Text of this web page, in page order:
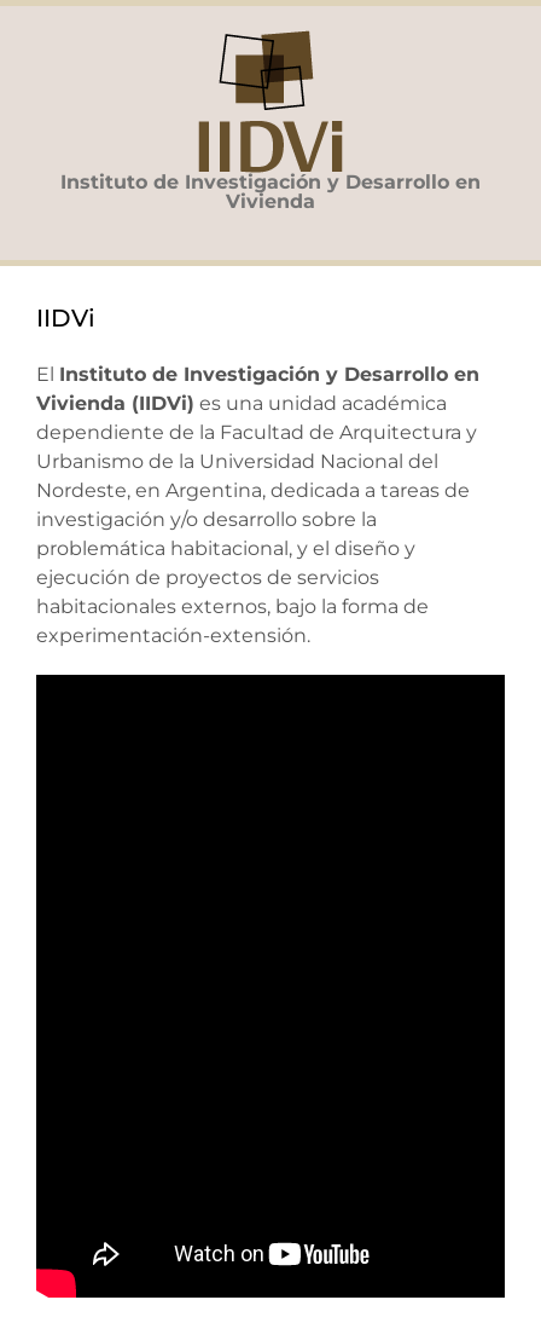
Saltar
Instituto de Investigación y Desarrollo en
Vivienda
IIDVi
El Instituto de Investigación y Desarrollo en
Vivienda (IIDVi) es una unidad académica
dependiente de la Facultad de Arquitectura y
Urbanismo de la Universidad Nacional del
Nordeste, en Argentina, dedicada a tareas de
investigación y/o desarrollo sobre la
problemática habitacional, y el diseño y
ejecución de proyectos de servicios
habitacionales externos, bajo la forma de
experimentación-extensión.